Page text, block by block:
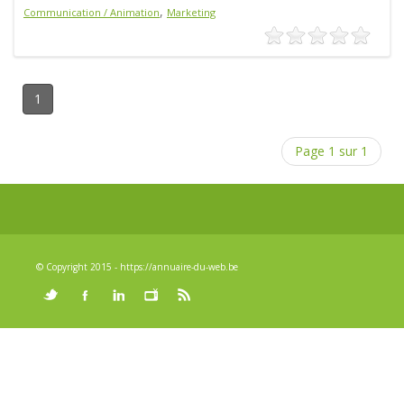
Communication / Animation, Marketing
1
Page 1 sur 1
© Copyright 2015 - https://annuaire-du-web.be